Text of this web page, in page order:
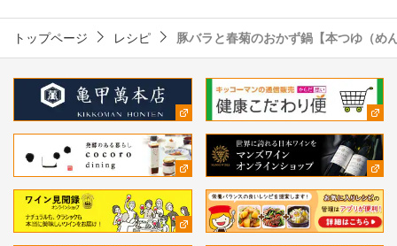
トップページ レシピ 豚バラと春菊のおかず鍋【本つゆ（め